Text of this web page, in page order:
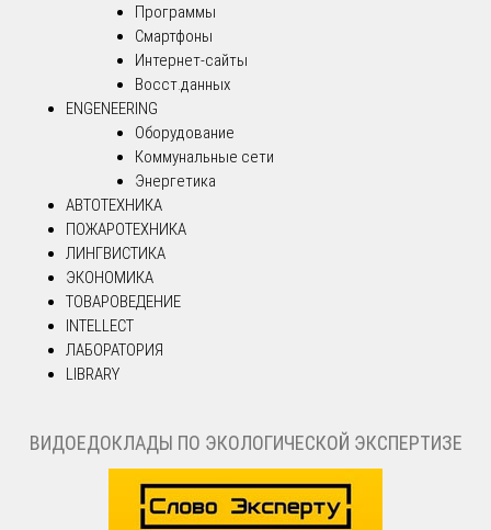
Программы
Смартфоны
Интернет-сайты
Восст.данных
ENGENEERING
Оборудование
Коммунальные сети
Энергетика
АВТОТЕХНИКА
ПОЖАРОТЕХНИКА
ЛИНГВИСТИКА
ЭКОНОМИКА
ТОВАРОВЕДЕНИЕ
INTELLECT
ЛАБОРАТОРИЯ
LIBRARY
ВИДОЕДОКЛАДЫ ПО ЭКОЛОГИЧЕСКОЙ ЭКСПЕРТИЗЕ